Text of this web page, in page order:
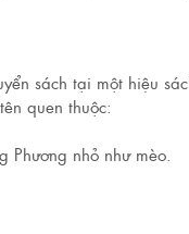
sách tại một hiệu
quen thuộc:
nhỏ như mèo.